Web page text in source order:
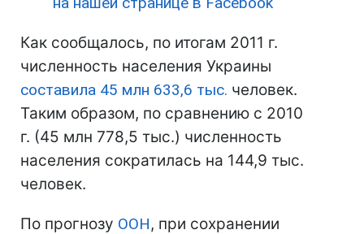
Как сообщалось, по итогам 2011 г.
численность населения Украины
составила 45 млн 633,6 тыс. человек.
Таким образом, по сравнению с 2010
г. (45 млн 778,5 тыс.) численность
населения сократилась на 144,9 тыс.
человек.
По прогнозу ООН, при сохранении